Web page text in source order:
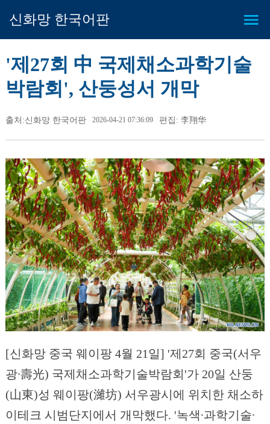
신화망 한국어판
'제27회 中 국제채소과학기술
박람회', 산둥성서 개막
출처:신화망 한국어판 2026-04-21 07:36:09 편집: 李翔华
[신화망 중국 웨이팡 4월 21일] '제27회 중국(서우
광∙壽光) 국제채소과학기술박람회'가 20일 산둥
(山東)성 웨이팡(濰坊) 서우광시에 위치한 채소하
이테크 시범단지에서 개막했다. '녹색∙과학기술∙